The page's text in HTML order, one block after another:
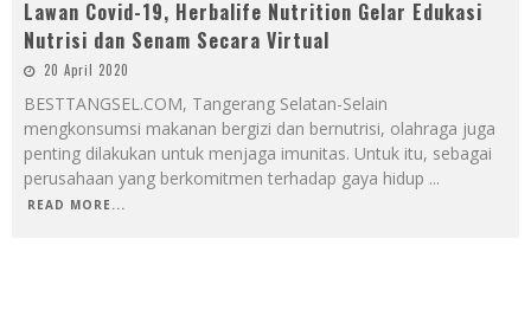
Lawan Covid-19, Herbalife Nutrition Gelar Edukasi
Nutrisi dan Senam Secara Virtual
20 April 2020
BESTTANGSEL.COM, Tangerang Selatan-Selain
mengkonsumsi makanan bergizi dan bernutrisi, olahraga juga
penting dilakukan untuk menjaga imunitas. Untuk itu, sebagai
perusahaan yang berkomitmen terhadap gaya hidup ...
READ MORE...